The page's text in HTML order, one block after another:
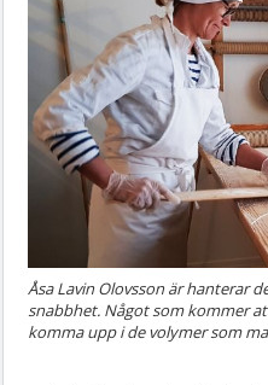
Åsa Lavin Olovsson är hanterar
snabbhet. Något som kommer
komma upp i de volymer som